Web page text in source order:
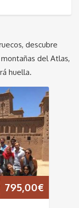
descubre
del Atlas,
huella.
795,00€